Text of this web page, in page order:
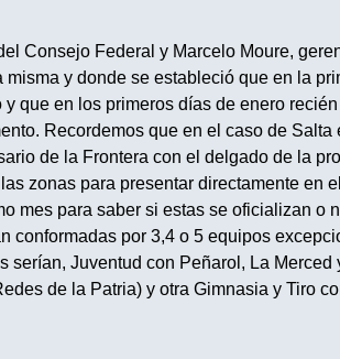
Consejo Federal y Marcelo Moure,
y donde se estableció que en la
que en los primeros días de enero
Recordemos que en el caso de Salta
de la Frontera con el delgado de la
zonas para presentar directamente en
mes para saber si estas se oficializan o
conformadas por 3,4 o 5 equipos
serían, Juventud con Peñarol, La Merced
de la Patria) y otra Gimnasia y Tiro